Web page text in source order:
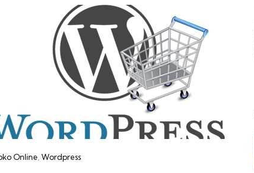
Online Wordpress